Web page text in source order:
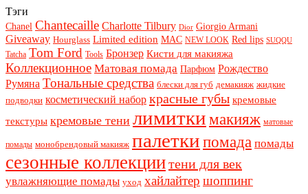
Тэги
Chanel Chantecaille Charlotte Tilbury Dior Giorgio Armani
Giveaway Hourglass Limited edition MAC NEW LOOK Red lips SUQQU
Tatcha Tom Ford Tools Бронзер Кисти для макияжа
Коллекционное Матовая помада Парфюм Рождество
Румяна Тональные средства блески для губ демакияж жидкие
подводки косметический набор красные губы кремовые
текстуры кремовые тени лимиткимакияж матовые
помады монобрендовый макияж палеткипомада помады
сезонные коллекциитени для век
увлажняющие помады уход хайлайтер шоппинг